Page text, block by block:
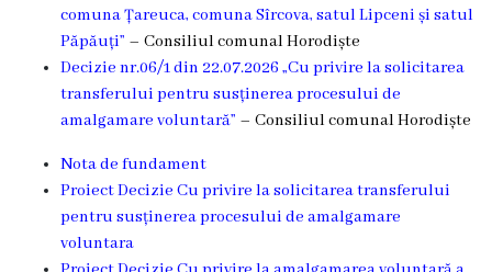
Î.M
,,Servicii
Comunal
Locative”
or.Rezina.
comuna Țareuca, comuna Sîrcova, satul Lipceni și satul
Păpăuți” – Consiliul comunal Horodiște
Decizie nr.06/1 din 22.07.2026 „Cu privire la solicitarea
transferului pentru susținerea procesului de
amalgamare voluntară” – Consiliul comunal Horodiște
Nota de fundament
Proiect Decizie Cu privire la solicitarea transferului
pentru susținerea procesului de amalgamare
voluntara